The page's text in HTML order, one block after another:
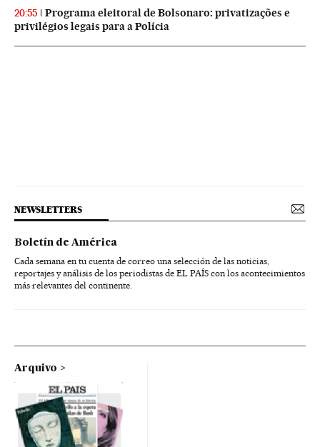
20:55
Programa eleitoral de Bolsonaro: privatizações e
privilégios legais para a Polícia
NEWSLETTERS
Boletín de América
Cada semana en tu cuenta de correo una selección de las noticias,
reportajes y análisis de los periodistas de EL PAÍS con los acontecimientos
más relevantes del continente.
Arquivo